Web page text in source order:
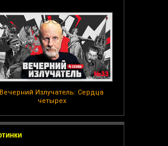
Вечерний Излучатель: Сердца
четырех